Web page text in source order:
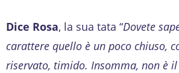
Dice Rosa, la sua tata “Dovete
carattere quello è un poco chiuso,
riservato, timido. Insomma, non è